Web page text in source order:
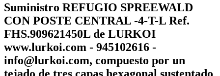
Suministro REFUGIO SPREEWALD
CON POSTE CENTRAL -4-T-L Ref.
FHS.909621450L de LURKOI
www.lurkoi.com - 945102616 -
info@lurkoi.com, compuesto por un
tejado de tres capas hexagonal sustentado